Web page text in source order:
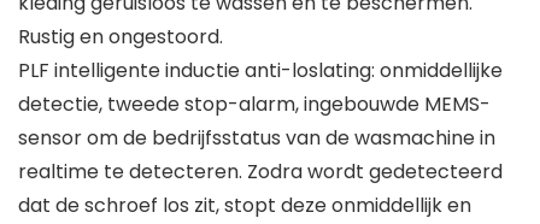
Rustig en ongestoord.
PLF intelligente inductie anti-loslating: onmiddellijke
detectie, tweede stop-alarm, ingebouwde MEMS-
sensor om de bedrijfsstatus van de wasmachine in
realtime te detecteren. Zodra wordt gedetecteerd
dat de schroef los zit, stopt deze onmiddellijk en